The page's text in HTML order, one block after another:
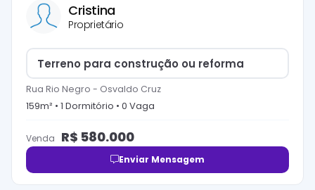
Cristina
Proprietário
Terreno para construção ou reforma
Rua Rio Negro - Osvaldo Cruz
159m² • 1 Dormitório • 0 Vaga
Venda R$ 580.000
Enviar Mensagem